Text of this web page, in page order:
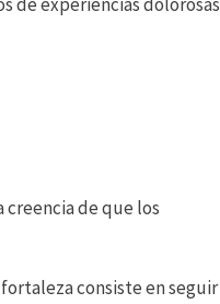
creencia de que los
consiste en seguir